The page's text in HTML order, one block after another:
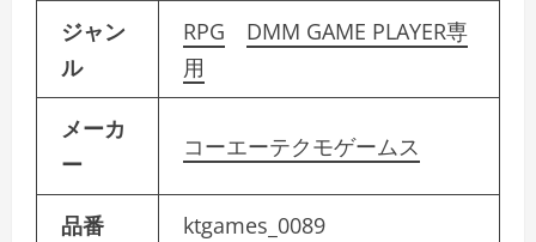
ジャン
ル
RPG
DMM GAME PLAYER専
用
メーカ
ー
コーエーテクモゲームス
品番 ktgames_0089